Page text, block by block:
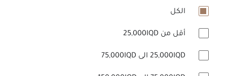
الكل
أقل من 25,000IQD